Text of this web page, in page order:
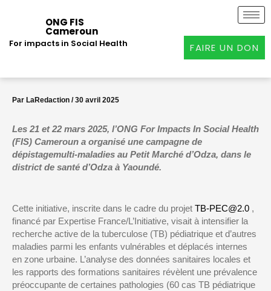
ONG FIS
Cameroun
For impacts in Social Health FAIRE UN DON
Par LaRedaction /30 avril 2025
Les 21 et 22 mars 2025, l’ONG For Impacts In SocialHealth
(FIS) Cameroun a organisé une campagne de
dépistagemulti-maladies au Petit Marché d’Odza, dans le
district de santé d’Odza à Yaoundé.
Cette initiative, inscrite dans le cadre du projet TB-PEC@2.0 ,
financé par Expertise France/L’Initiative, visait à intensifier la
recherche active de la tuberculose (TB) pédiatrique et d’autres
maladies parmi les enfants vulnérables et déplacés internes
en zone urbaine. L’analyse des données sanitaires locales et
les rapports des formations sanitaires révèlent une prévalence
préoccupante de certaines pathologies (60 cas TB pédiatrique